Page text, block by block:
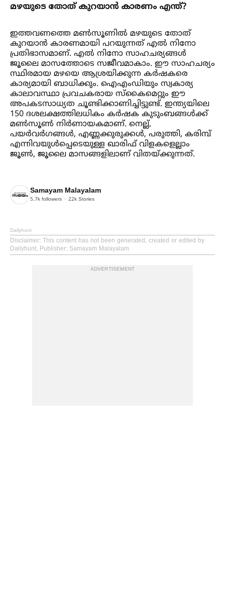
മഴയുടെ തോത് കുറയാൻ കാരണം എന്ത്?
ഇത്തവണത്തെ മണ്‍സൂണില്‍ മഴയുടെ തോത്
കുറയാൻ കാരണമായി പറയുന്നത് എല്‍ നിനോ
പ്രതിഭാസമാണ്. എല്‍ നിനോ സാഹചര്യങ്ങള്‍
ജൂലൈ മാസത്തോടെ സജീവമാകാം. ഈ സാഹചര്യം
സ്ഥിരമായ മഴയെ ആശ്രയിക്കുന്ന കർഷകരെ
കാര്യമായി ബാധിക്കും. ഐഎംഡിയും സ്വകാര്യ
കാലാവസ്ഥാ പ്രവചകരായ സ്കൈമെറ്റും ഈ
അപകടസാധ്യത ചൂണ്ടിക്കാണിച്ചിട്ടുണ്ട്. ഇന്ത്യയിലെ
150 ദശലക്ഷത്തിലധികം കർഷക കുടുംബങ്ങള്‍ക്ക്
മണ്‍സൂണ്‍ നിർണായകമാണ്. നെല്ല്,
പയർവർഗങ്ങള്‍, എണ്ണക്കുരുക്കള്‍, പരുത്തി, കരിമ്പ്
എന്നിവയുള്‍പ്പെടെയുള്ള ഖാരിഫ് വിളകളെല്ലാം
ജൂണ്‍, ജൂലൈ മാസങ്ങളിലാണ് വിതയ്ക്കുന്നത്.
Samayam Malayalam
5.7k followers 22k Stories
Dailyhunt
Disclaimer: This content has not been generated, created or edited by
Dailyhunt. Publisher: Samayam Malayalam
ADVERTISEMENT